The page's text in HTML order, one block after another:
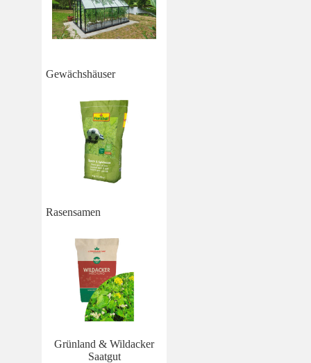
Gewächshäuser
Rasensamen
Grünland & Wildacker
Saatgut